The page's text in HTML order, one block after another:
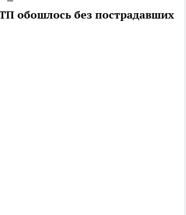
обошлось без пострадавших